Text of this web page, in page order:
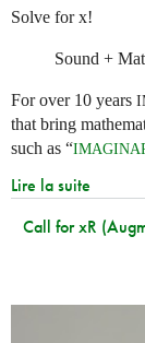
Solve for x!
Sound +
For over 10 years
that bring
such as “
Lire la suite
Call for xR